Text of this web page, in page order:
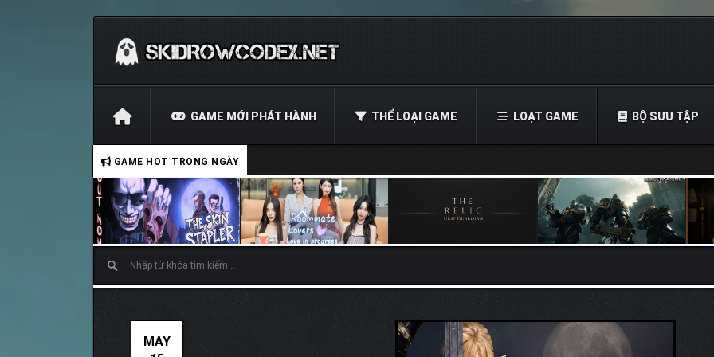
GAME MỚI PHÁT HÀNH THỂ LOẠI GAME LOẠT GAME BỘ SƯU TẬP
GAME HOT TRONG NGÀY
MAY